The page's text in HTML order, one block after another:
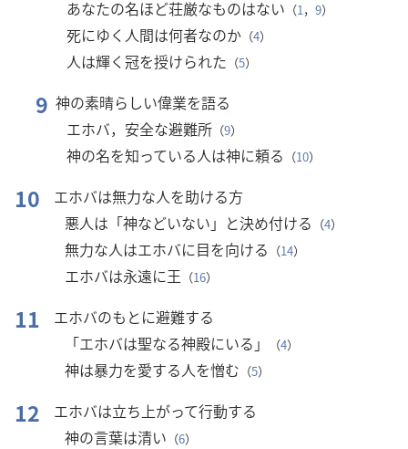
あなたの名ほど荘厳なものはない （1， 9）
死にゆく人間は何者なのか （4）
人は輝く冠を授けられた （5）
9 神の素晴らしい偉業を語る
エホバ，安全な避難所 （9）
神の名を知っている人は神に頼る （10）
10
エホバは無力な人を助ける方
悪人は「神などいない」と決め付ける （4）
無力な人はエホバに目を向ける （14）
エホバは永遠に王 （16）
11
エホバのもとに避難する
「エホバは聖なる神殿にいる」
（4）
神は暴力を愛する人を憎む （5）
12
エホバは立ち上がって行動する
神の言葉は清い （6）